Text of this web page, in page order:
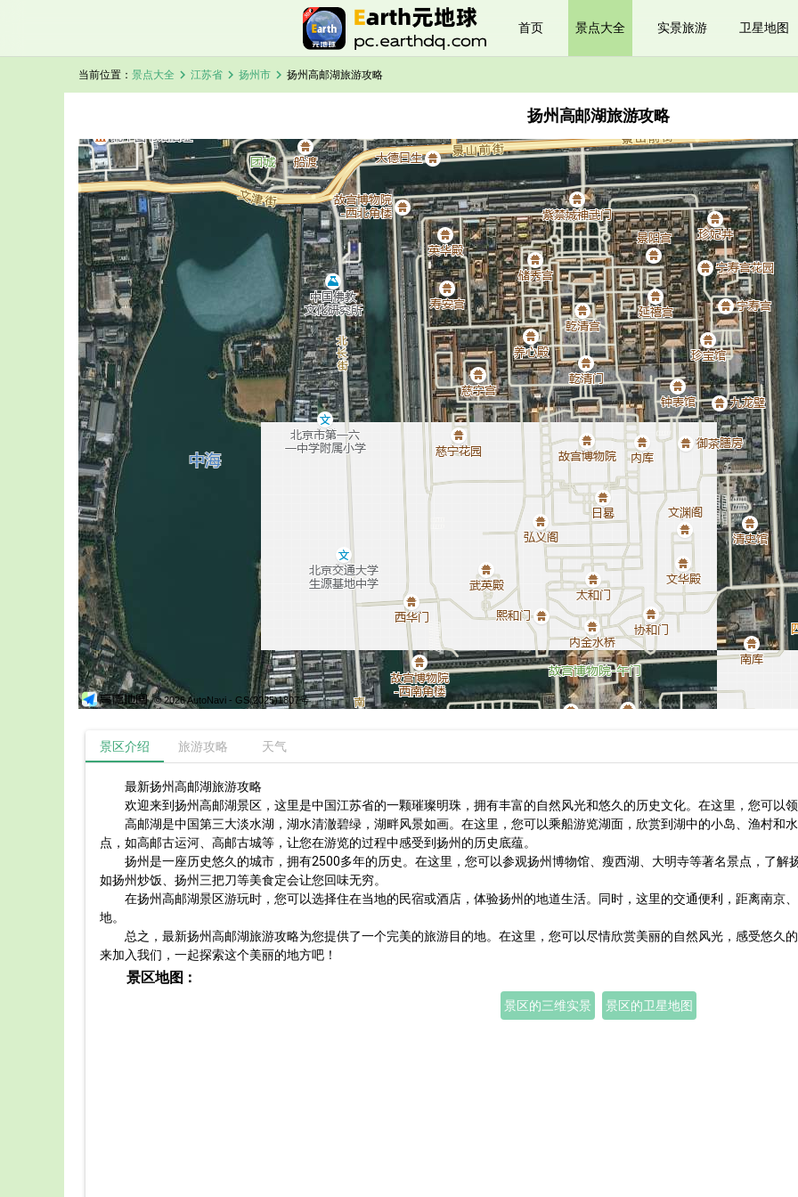
首页 景点大全 实景旅游 卫星地图
当前位置： 景点大全 chevron_right 江苏省 chevron_right 扬州市 chevron_right 扬州高邮湖旅游攻略
扬州高邮湖旅游攻略
扬州高邮湖卫星地图加载中，请稍候...
© 2026 AutoNavi - GS(2025)1807号
景区介绍 旅游攻略 天气
最新扬州高邮湖旅游攻略
欢迎来到扬州高邮湖景区，这里是中国江苏省的一颗璀璨明珠，拥有丰富的自然风光和悠久的历史文化。在这里，您可以
高邮湖是中国第三大淡水湖，湖水清澈碧绿，湖畔风景如画。在这里，您可以乘船游览湖面，欣赏到湖中的小岛、渔村和
点，如高邮古运河、高邮古城等，让您在游览的过程中感受到扬州的历史底蕴。
扬州是一座历史悠久的城市，拥有2500多年的历史。在这里，您可以参观扬州博物馆、瘦西湖、大明寺等著名景点，了
如扬州炒饭、扬州三把刀等美食定会让您回味无穷。
在扬州高邮湖景区游玩时，您可以选择住在当地的民宿或酒店，体验扬州的地道生活。同时，这里的交通便利，距离南京
地。
总之，最新扬州高邮湖旅游攻略为您提供了一个完美的旅游目的地。在这里，您可以尽情欣赏美丽的自然风光，感受悠久
来加入我们，一起探索这个美丽的地方吧！
景区地图：
景区的三维实景 景区的卫星地图